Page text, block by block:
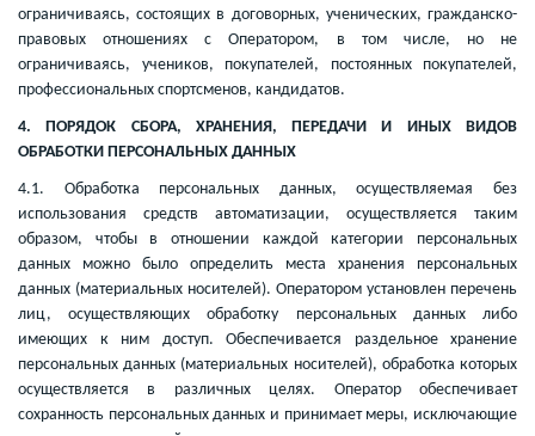
ограничиваясь, состоящих в договорных, ученических, гражданско-
правовых отношениях с Оператором, в том числе, но не
ограничиваясь, учеников, покупателей, постоянных покупателей,
профессиональных спортсменов, кандидатов.
4. ПОРЯДОК СБОРА, ХРАНЕНИЯ, ПЕРЕДАЧИ И ИНЫХ ВИДОВ
ОБРАБОТКИ ПЕРСОНАЛЬНЫХ ДАННЫХ
4.1. Обработка персональных данных, осуществляемая без
использования средств автоматизации, осуществляется таким
образом, чтобы в отношении каждой категории персональных
данных можно было определить места хранения персональных
данных (материальных носителей). Оператором установлен перечень
лиц, осуществляющих обработку персональных данных либо
имеющих к ним доступ. Обеспечивается раздельное хранение
персональных данных (материальных носителей), обработка которых
осуществляется в различных целях. Оператор обеспечивает
сохранность персональных данных и принимает меры, исключающие